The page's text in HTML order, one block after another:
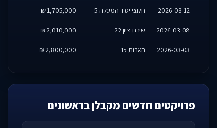
2026-03-12 חלוצי יסוד המעלה 5 1,705,000 ₪
2026-03-08 שיבת ציון 22 2,010,000 ₪
2026-03-03 האבות 15 2,800,000 ₪
פרויקטים חדשים מקבלן בראשונים